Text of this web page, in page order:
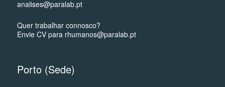
analises@paralab.pt
Quer trabalhar connosco?
Envie CV para rhumanos@paralab.pt
Porto (Sede)